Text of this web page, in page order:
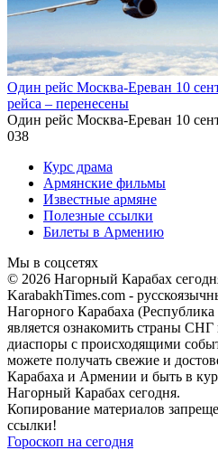
Один рейс Москва-Ереван 10
рейса – перенесены
Один рейс Москва-Ереван 10
038
Курс драма
Армянские фильмы
Известные армяне
Полезные ссылки
Билеты в Армению
Мы в соцсетях
© 2026 Нагорный Карабах
KarabakhTimes.com -
Нагорного Карабаха
является ознакомить страны СНГ
диаспоры с происходящими
можете получать свежие и
Карабаха и Армении и быть в
Нагорный Карабах сегодня.
Копирование материалов
ссылки!
Гороскоп на сегодня